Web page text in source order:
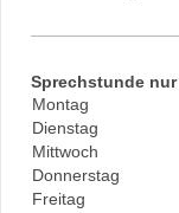
Sprechstunde
Montag
Dienstag
Mittwoch
Donnerstag
Freitag